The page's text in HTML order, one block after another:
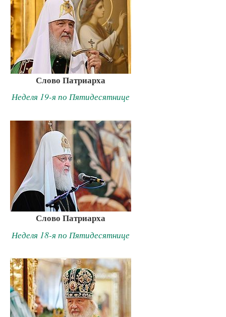
Слово Патриарха
Неделя 19-я по Пятидесятнице
Слово Патриарха
Неделя 18-я по Пятидесятнице